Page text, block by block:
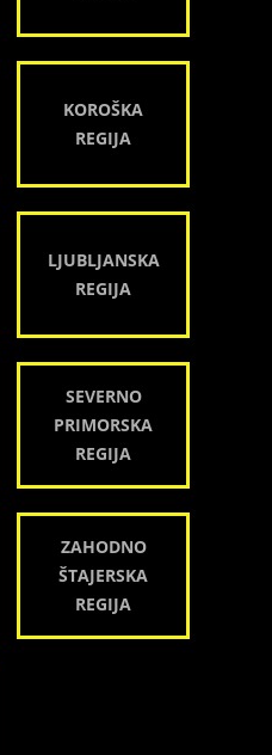
KOROŠKA
REGIJA
LJUBLJANSKA
REGIJA
SEVERNO
PRIMORSKA
REGIJA
ZAHODNO
ŠTAJERSKA
REGIJA